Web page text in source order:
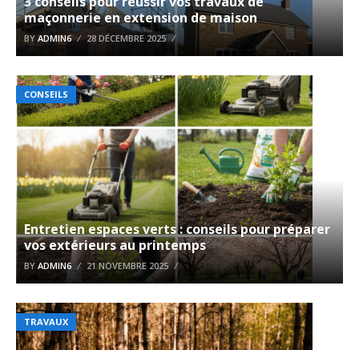
maçonnerie en extension de maison
BYADMIN6 28 DÉCEMBRE 2025
CONSEILS
Entretien espaces verts : conseils pour préparer
vos extérieurs au printemps
BY ADMIN6 21 NOVEMBRE 2025
TRAVAUX